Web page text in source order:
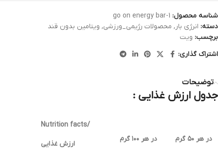
شناسه محصول: go on energy bar-1
دسته: انرژی بار , محصولات رژیمی_ورزشی, ویتامین بدون قند
برچسب: ويت
اشتراک گذاری:
توضیحات
جدول ارزش غذایی :
در هر ۵۰ گرم در هر ۱۰۰ گرم
Nutrition facts/
ارزش غذایی